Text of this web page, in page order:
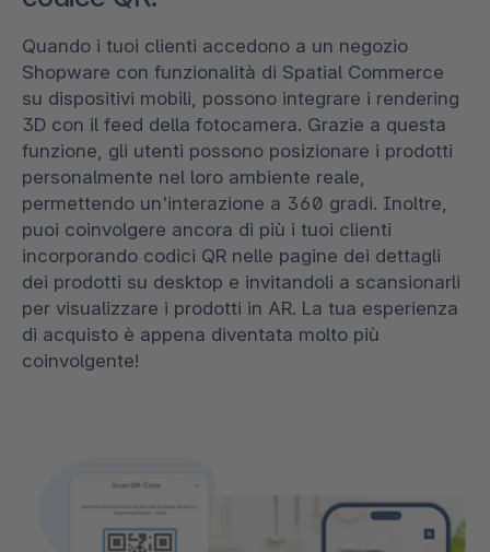
Quando i tuoi clienti accedono a un negozio
Shopware con funzionalità di Spatial Commerce
su dispositivi mobili, possono integrare i rendering
3D con il feed della fotocamera. Grazie a questa
funzione, gli utenti possono posizionare i prodotti
personalmente nel loro ambiente reale,
permettendo un'interazione a 360 gradi. Inoltre,
puoi coinvolgere ancora di più i tuoi clienti
incorporando codici QR nelle pagine dei dettagli
dei prodotti su desktop e invitandoli a scansionarli
per visualizzare i prodotti in AR. La tua esperienza
di acquisto è appena diventata molto più
coinvolgente!